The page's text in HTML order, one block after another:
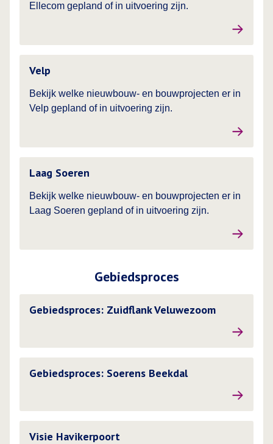
Ellecom gepland of in uitvoering zijn.
Velp
Bekijk welke nieuwbouw- en bouwprojecten er in
Velp gepland of in uitvoering zijn.
Laag Soeren
Bekijk welke nieuwbouw- en bouwprojecten er in
Laag Soeren gepland of in uitvoering zijn.
Gebiedsproces
Gebiedsproces: Zuidflank Veluwezoom
Gebiedsproces: Soerens Beekdal
Visie Havikerpoort